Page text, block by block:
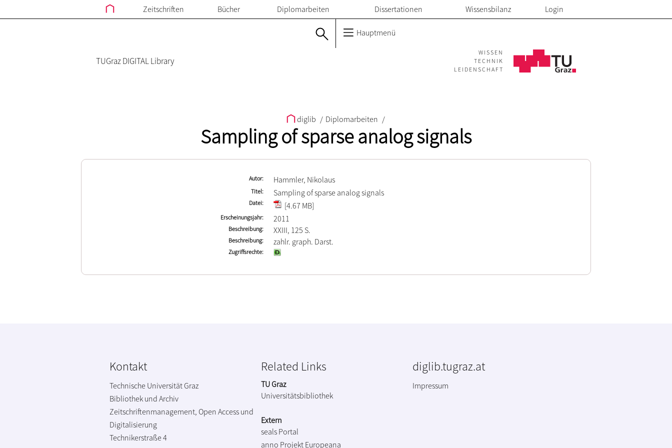
Zeitschriften Bücher Diplomarbeiten Dissertationen Wissensbilanz Login
Hauptmenü
TUGraz DIGITAL Library
WISSEN
TECHNIK
LEIDENSCHAFT
diglib / Diplomarbeiten /
Sampling of sparse analog signals
Autor Hammler, Nikolaus
Titel Sampling of sparse analog signals
Datei [4.67 MB]
Erscheinungsjahr 2011
Beschreibung XXIII, 125 S.
Beschreibung zahlr. graph. Darst.
Zugriffsrechte
Kontakt
Technische Universität Graz
Bibliothek und Archiv
Zeitschriftenmanagement, Open Access und
Digitalisierung
Technikerstraße 4
Related Links
TU Graz
Universitätsbibliothek
Extern
seals Portal
anno Projekt Europeana
diglib.tugraz.at
Impressum